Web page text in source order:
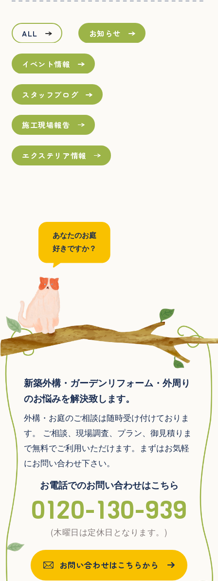
ALL お知らせ
イベント情報
スタッフブログ
施工現場報告
エクステリア情報
あなたのお庭
好きですか？
新築外構・ガーデンリフォーム・外周り
のお悩みを解決致します。
外構・お庭のご相談は随時受け付けておりま
す。
ご相談、現場調査、プラン、御見積りま
で無料でご利用いただけます。まずはお気軽
にお問い合わせ下さい。
お電話でのお問い合わせはこちら
0120-130-939
(木曜日は定休日となります。)
お問い合わせはこちらから